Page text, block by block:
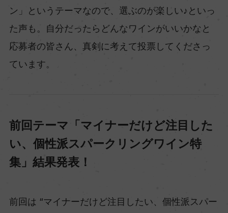
ン」というテーマなので、選ぶのが楽しい♪といっ
た声も。自分だったらどんなワインがいいかなと
応募者の皆さん、真剣に考えて投票してくださっ
ています。
前回テーマ「マイナーだけど注目した
い、個性派スパークリングワイン特
集」結果発表！
前回は “マイナーだけど注目したい、個性派スパー